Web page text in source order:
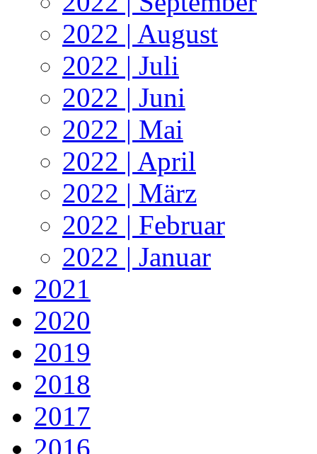
2022 | August
2022 | Juli
2022 | Juni
2022 | Mai
2022 | April
2022 | März
2022 | Februar
2022 | Januar
2021
2020
2019
2018
2017